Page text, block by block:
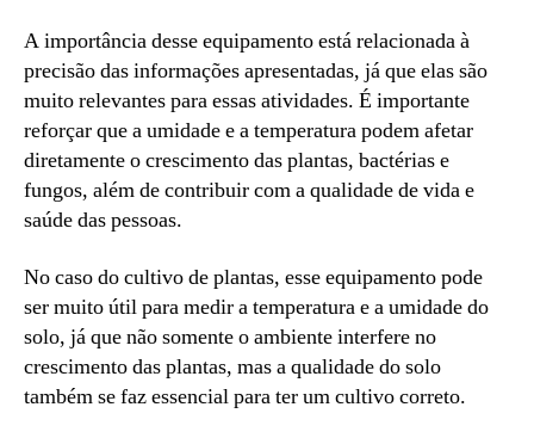
A importância desse equipamento está relacionada à
precisão das informações apresentadas, já que elas são
muito relevantes para essas atividades. É importante
reforçar que a umidade e a temperatura podem afetar
diretamente o crescimento das plantas, bactérias e
fungos, além de contribuir com a qualidade de vida e
saúde das pessoas.
No caso do cultivo de plantas, esse equipamento pode
ser muito útil para medir a temperatura e a umidade do
solo, já que não somente o ambiente interfere no
crescimento das plantas, mas a qualidade do solo
também se faz essencial para ter um cultivo correto.